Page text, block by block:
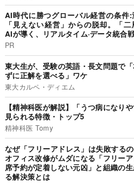
AI時代に勝つグローバル経営の条件
「見えない経営」からの脱却。「二
AIが導く、リアルタイム·データ統合
PR
東大生が、受験の英語・長文問題で
ずに正解を選べる」ワケ
東大カルペ・ディエム
【精神科医が解説】「うつ病になり
見られる特徴・トップ5
精神科医 Tomy
なぜ「フリーアドレス」は失敗する
オフィス改修がムダになる「フリー
席予約が定着しない元凶」と組織の
る解決策とは